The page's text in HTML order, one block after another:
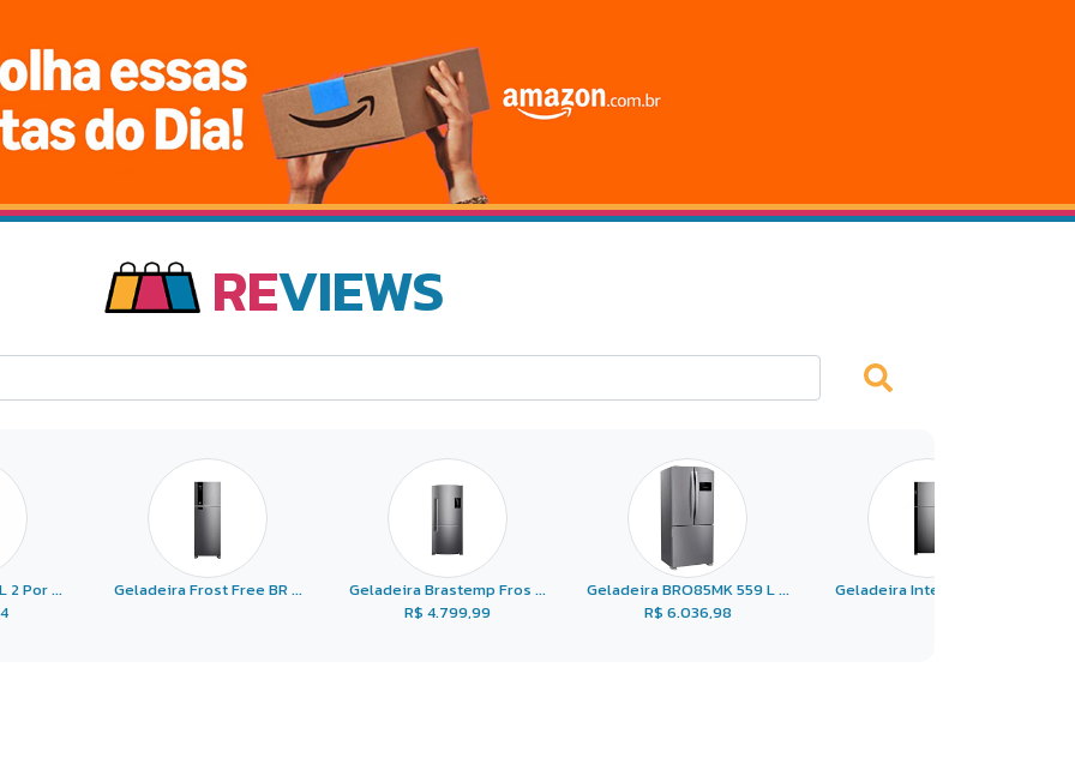
REVIEWS
2 Por ...
Geladeira Frost Free BR ...
Geladeira Brastemp Fros ...
R$ 4.799,99
Geladeira BRO85MK 559 L ...
R$ 6.036,98
Geladeira Inteligente B ...